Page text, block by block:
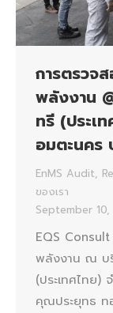
การตรวจ
พลังงาน
ทรี (ประเ
อมตะนคร
EnMS Audit,
ของเรา
September 10,
EQS Consult
พลังงาน ณ บ
(ประเทศไทย
คุณประยุทธ ท